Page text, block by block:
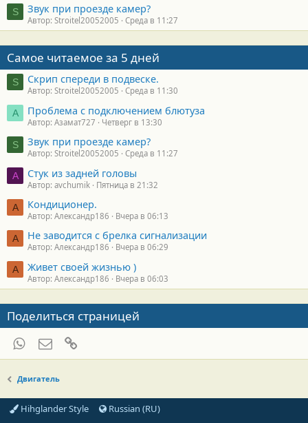
S Звук при проезде камер?
Автор: Stroitel20052005 Среда в 11:27
Самое читаемое за 5 дней
S Скрип спереди в подвеске.
Автор: Stroitel20052005 Среда в 11:30
А Проблема с подключением блютуза
Автор: Азамат727 Четверг в 13:30
S Звук при проезде камер?
Автор: Stroitel20052005 Среда в 11:27
A Стук из задней головы
Автор: avchumik Пятница в 21:32
А Кондиционер.
Автор: Александр186 Вчера в 06:13
А Не заводится с брелка сигнализации
Автор: Александр186 Вчера в 06:29
А Живет своей жизнью )
Автор: Александр186 Вчера в 06:03
Поделиться страницей
WhatsAppЭлектронная почта
Двигатель
Hihglander Style
Russian (RU)